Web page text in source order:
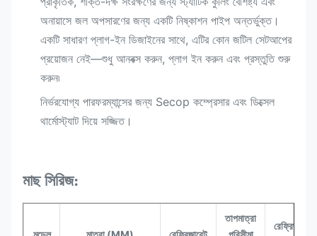
অনায়াসে জল অপসারণের জন্য একটি নিষ্কাশন পাইপ অন্তর্ভুক্ত।
একটি সাধারণ প্লাগ-ইন ডিজাইনের সাথে, এটির কোন জটিল সেটআপের
প্রয়োজন নেই—শুধু আনবক্স করুন, প্লাগ ইন করুন এবং প্রস্তুতি শুরু
করুন৷
নির্ভরযোগ্য পারফরম্যান্সের জন্য Secop কম্প্রেসার এবং ডিক্সেল
থার্মোস্ট্যাট দিয়ে সজ্জিত।
মাছ সিরিজ:
তাপমাত্রা
রেফ্রিজারেশন